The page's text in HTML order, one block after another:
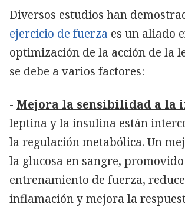
Diversos estudios han
ejercicio de fuerza es un aliado
optimización de la acción de la
se debe a varios factores:
- Mejora la sensibilidad a la
leptina y la insulina están
la regulación metabólica. Un
la glucosa en sangre,
entrenamiento de fuerza,
inflamación y mejora la